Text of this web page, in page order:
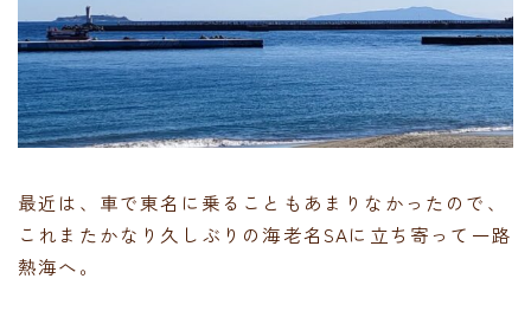
最近は、車で東名に乗ることもあまりなかったので、
これまたかなり久しぶりの海老名SAに立ち寄って一路
熱海へ。